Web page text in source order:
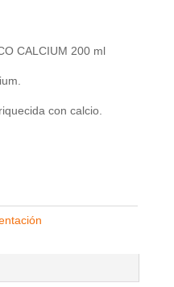
CALCIUM 200 ml
con calcio.